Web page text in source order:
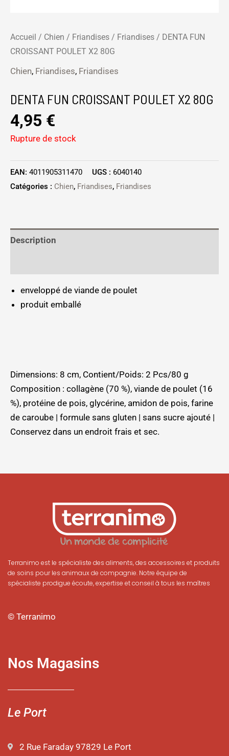
Accueil / Chien / Friandises / Friandises / DENTA FUN
CROISSANT POULET X2 80G
Chien, Friandises, Friandises
DENTA FUN CROISSANT POULET X2 80G
4,95 €
Rupture de stock
EAN: 4011905311470 UGS : 6040140
Catégories : Chien, Friandises, Friandises
Description
enveloppé de viande de poulet
produit emballé
Dimensions: 8 cm, Contient/Poids: 2 Pcs/80 g
Composition : collagène (70 %), viande de poulet (16
%), protéine de pois, glycérine, amidon de pois, farine
de caroube | formule sans gluten | sans sucre ajouté |
Conservez dans un endroit frais et sec.
Terranimo est le spécialiste des aliments, des accessoires et produits
de soins pour les animaux de compagnie. Notre équipe de
spécialiste prodigue écoute, expertise et conseil à tous les maîtres
© Terranimo
Nos Magasins
Le Port
2 Rue Faraday 97829 Le Port